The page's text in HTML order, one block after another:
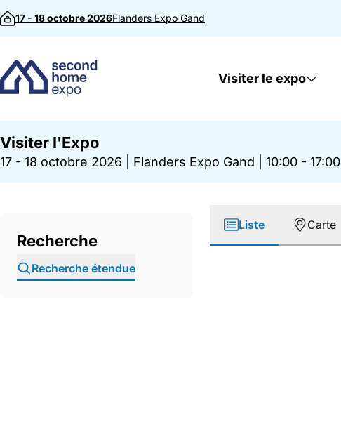
Passer au contenu
17 - 18 octobre 2026Flanders Expo Gand
Visiter le expo
Visiter l'Expo
17 - 18 octobre 2026 Flanders Expo Gand 10:00 - 17:00
Recherche
Recherche étendue
Liste Carte